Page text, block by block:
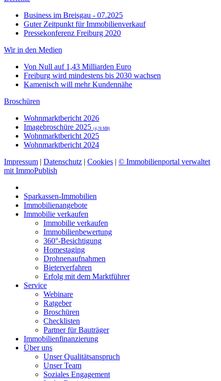
Business im Breisgau - 07.2025
Guter Zeitpunkt für Immobilienverkauf
Pressekonferenz Freiburg 2020
Wir in den Medien
Von Null auf 1,43 Milliarden Euro
Freiburg wird mindestens bis 2030 wachsen
Kamenisch will mehr Kundennähe
Broschüren
Wohnmarktbericht 2026
Imagebroschüre 2025 (4,78 MB)
Wohnmarktbericht 2025
Wohnmarktbericht 2024
Impressum | Datenschutz | Cookies | © Immobilienportal verwaltet
mit ImmoPublish
Sparkassen-Immobilien
Immobilienangebote
Immobilie verkaufen
Immobilie verkaufen
Immobilienbewertung
360°-Besichtigung
Homestaging
Drohnenaufnahmen
Bieterverfahren
Erfolg mit dem Marktführer
Service
Webinare
Ratgeber
Broschüren
Checklisten
Partner für Bauträger
Immobilienfinanzierung
Über uns
Unser Qualitätsanspruch
Unser Team
Soziales Engagement